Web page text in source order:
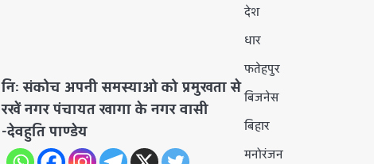
निः संकोच अपनी समस्याओ को प्रमुखता से
रखें नगर पंचायत खागा के नगर वासी
-देवहुति पाण्डेय
देश
धार
फतेहपुर
बिजनेस
बिहार
मनोरंजन